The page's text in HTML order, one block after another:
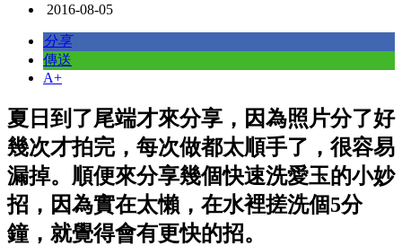
2016-08-05
分享
傳送
A+
夏日到了尾端才來分享，因為照片分了好
幾次才拍完，每次做都太順手了，很容易
漏掉。順便來分享幾個快速洗愛玉的小妙
招，因為實在太懶，在水裡搓洗個5分
鐘，就覺得會有更快的招。